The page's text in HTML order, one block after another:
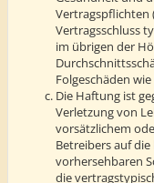
Vertragspflichten
Vertragsschluss
im übrigen der
Folgeschäden
Die Haftung ist
Verletzung von
vorsätzlichem
Betreibers auf
vorhersehbaren
die